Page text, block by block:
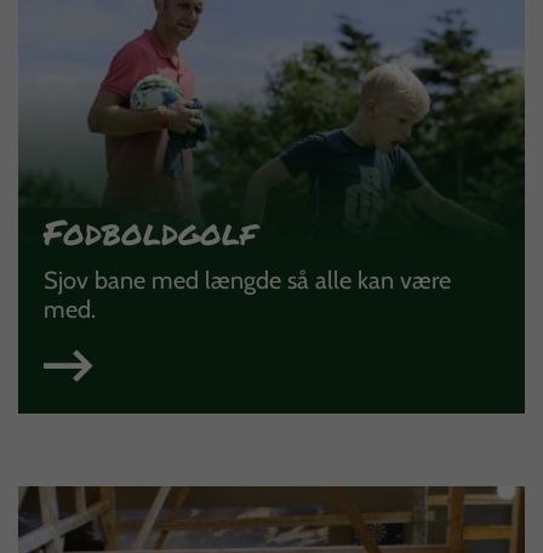
Fodboldgolf
Sjov bane med længde så alle kan være
med.